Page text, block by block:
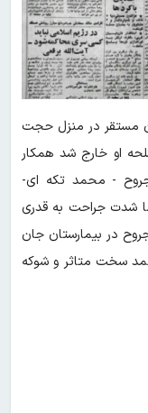
مستقر در منزل حجت
او خارج شد همکار
- محمد تکه ای-
شدت جراحت به قدری
در بیمارستان جان
سخت متاثر و شوکه